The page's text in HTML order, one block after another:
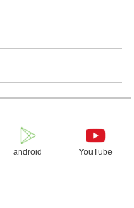
android YouTube